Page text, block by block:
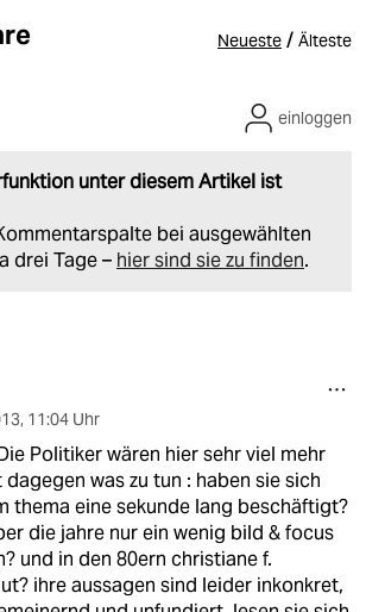
Neueste / Älteste
unter diesem Artikel ist
bei ausgewählten
drei Tage – hier sind sie zu finden.
einloggen
, 11:04 Uhr
Politiker wären hier sehr viel mehr
was zu tun : haben sie sich
thema eine sekunde lang beschäftigt?
die jahre nur ein wenig bild & focus
und in den 80ern christiane f.
ihre aussagen sind leider inkonkret,